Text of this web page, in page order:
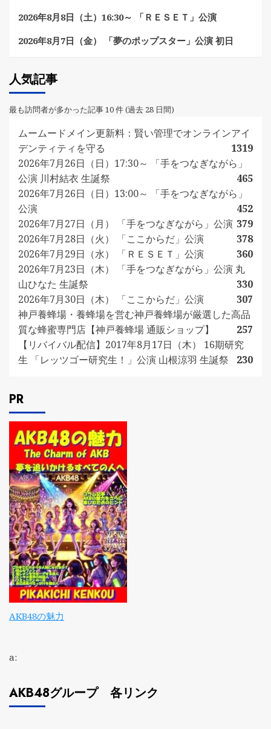
2026年8月8日（土）16:30～ 「ＲＥＳＥＴ」公演
2026年8月7日（金） 「夢のポップスター」公演 初日
人気記事
最も訪問者が多かった記事 10 件 (過去 28 日間)
ムームードメイン更新料：賢い管理でオンラインアイ
デンティティを守る
1319
2026年7月26日（日）17:30～ 「手をつなぎながら」
公演 川村結衣 生誕祭
465
2026年7月26日（日）13:00～ 「手をつなぎながら」
公演
452
2026年7月27日（月） 「手をつなぎながら」公演 379
2026年7月28日（火） 「ここからだ」公演
378
2026年7月29日（水） 「ＲＥＳＥＴ」公演
360
2026年7月23日（木） 「手をつなぎながら」公演 丸
山ひなた 生誕祭
330
2026年7月30日（木） 「ここからだ」公演
307
神戸養蜂場・養蜂場を営む神戸養蜂場が厳選した高品
質な蜂蜜専門店【神戸養蜂場 通販ショップ】
257
【リバイバル配信】2017年8月17日（木） 16期研究
生 「レッツゴー研究生！」公演 山根涼羽 生誕祭
230
PR
AKB48の魅力
a:
AKB48グループ 各リンク